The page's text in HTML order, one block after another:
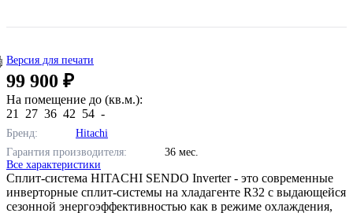
Версия для печати
99 900 ₽
На помещение до (кв.м.):
21
27 36 42 54 -
Бренд:
Hitachi
Гарантия производителя:
36 мес.
Все характеристики
Сплит-система HITACHI SENDO Inverter - это современные
инверторные сплит-системы на хладагенте R32 с выдающейся
сезонной энергоэффективностью как в режиме охлаждения,